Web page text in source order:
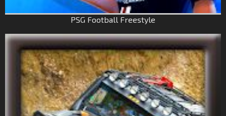
PSG Football Freestyle